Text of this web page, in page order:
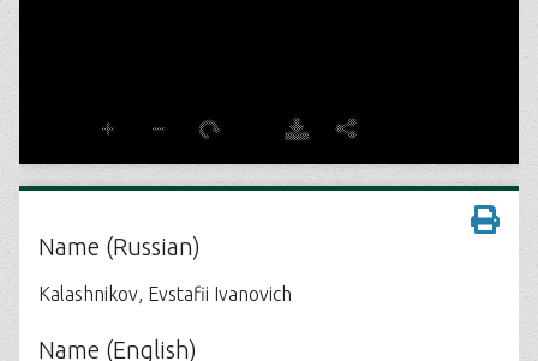
Name (Russian)
Kalashnikov, Evstafii Ivanovich
Name (English)